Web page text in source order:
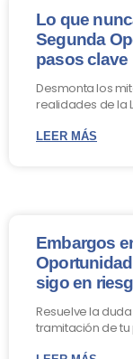
Lo que
Segunda
pasos clave
Desmonta los
realidades de la
LEER MÁS
Embargos
sigo en
Resuelve la
tramitación de